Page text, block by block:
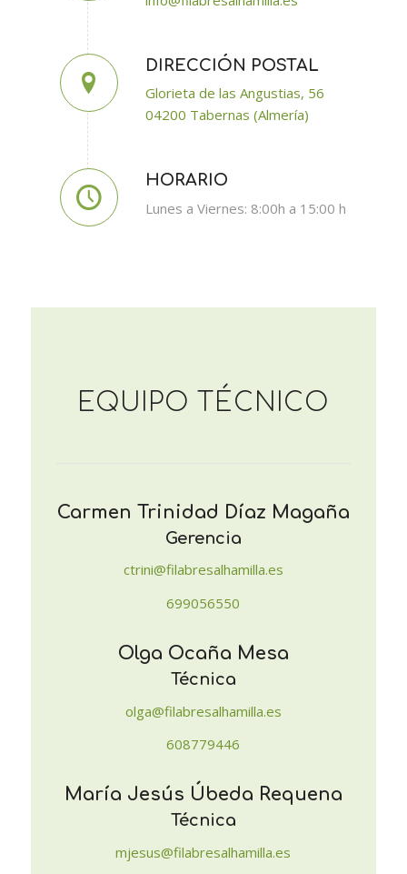
DIRECCIÓN POSTAL
Glorieta de las Angustias, 56
04200 Tabernas (Almería)
HORARIO
Lunes a Viernes: 8:00h a 15:00 h
EQUIPO TÉCNICO
Carmen Trinidad Díaz Magaña
Gerencia
ctrini@filabresalhamilla.es
699056550
Olga Ocaña Mesa
Técnica
olga@filabresalhamilla.es
608779446
María Jesús Úbeda Requena
Técnica
mjesus@filabresalhamilla.es